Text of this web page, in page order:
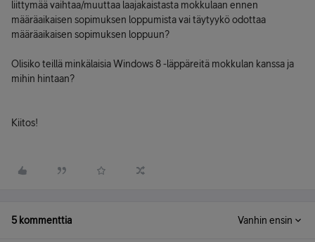
liittymää vaihtaa/muuttaa laajakaistasta mokkulaan ennen
määräaikaisen sopimuksen loppumista vai täytyykö odottaa
määräaikaisen sopimuksen loppuun?
Olisiko teillä minkälaisia Windows 8 -läppäreitä mokkulan kanssa ja
mihin hintaan?
Kiitos!
5 kommenttia Vanhin ensin